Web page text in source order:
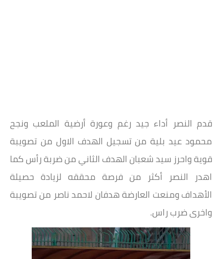
قدم النصر أداء جيد رغم وعورة أرضية الملعب ونجح
محمود عيد بلية من تسجيل الهدف الاول من تصويبة
قوية واحرز سيد شعبان الهدف الثاني من ضربة رأس كما
اهدر النصر أكثر من فرصة محققه لزيادة حصيلة
الأهداف ومنعت العارضة هدفان لاحمد ناصر من تصويبة
واخرى ضرب راس.